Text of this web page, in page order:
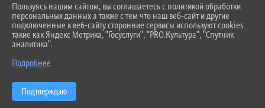
2026 Г. DUSSH.TEMR23.RU
ВХОД
КАРТА САЙТА
СДЕЛАНО НА KUBCMS
РАЗРАБОТКА И ПОДДЕРЖКА
Пользуясь нашим сайтом, вы соглашаетесь с политикой обработки
персональных данных а также с тем что наш веб-сайт и другие
подключенные к веб-сайту сторонние сервисы используют cookies
такие как Яндекс Метрика, "Госуслуги", "PRO.Культура", "Спутник
аналитика".
Подробнее
Подтверждаю